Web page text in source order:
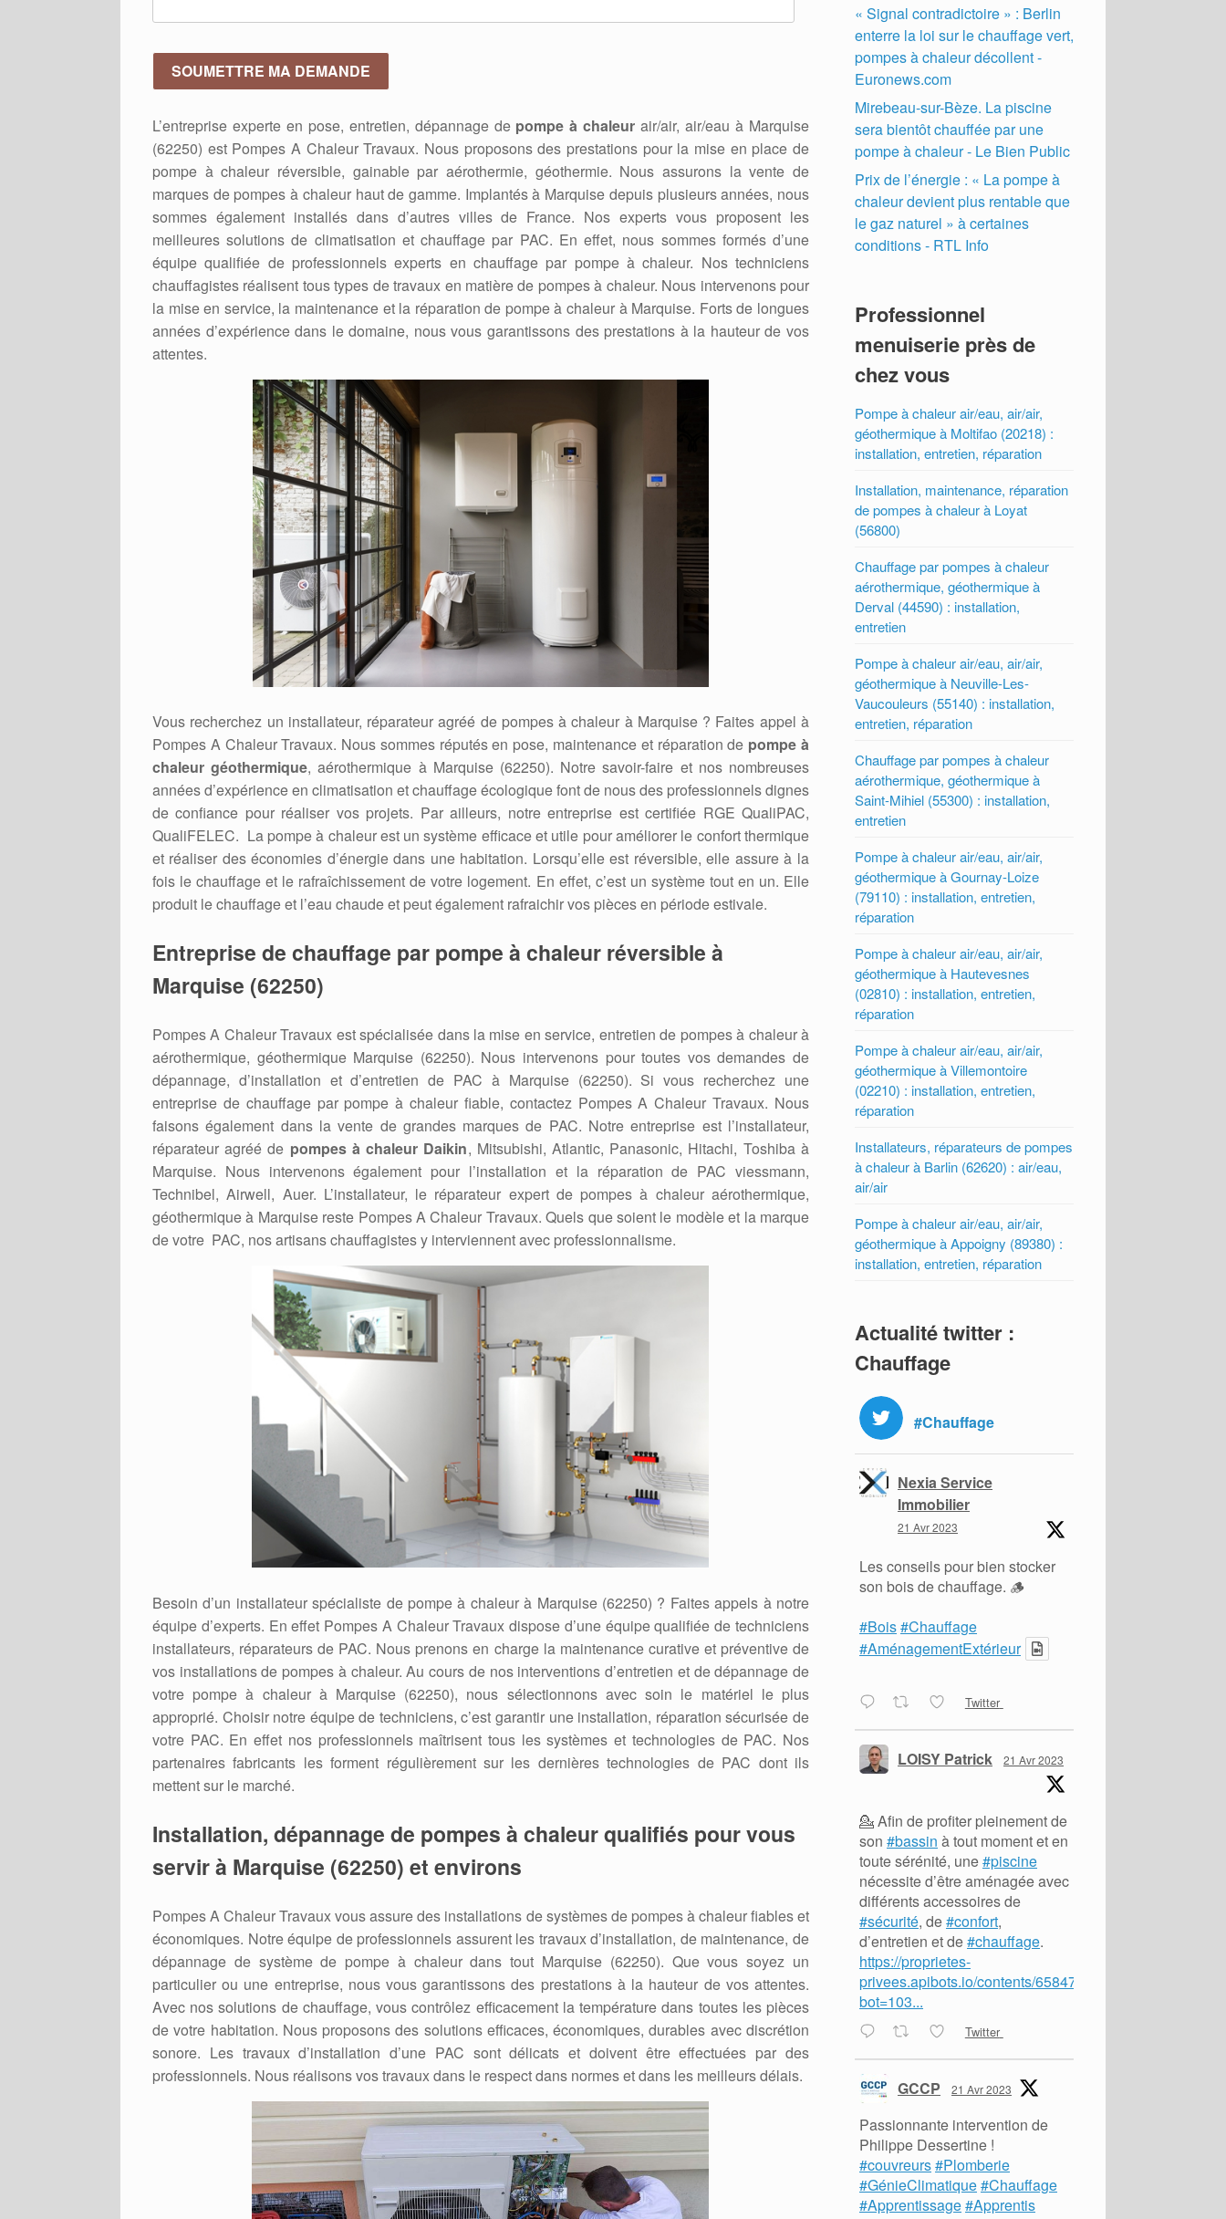
L’entreprise experte en pose, entretien, dépannage de pompe à chaleurair/air, air/eau à Marquise
(62250) est Pompes A Chaleur Travaux. Nous proposons des prestations pour la mise en place de
pompe à chaleur réversible, gainable par aérothermie, géothermie. Nous assurons la vente de
marques de pompes à chaleur haut de gamme. Implantés à Marquise depuis plusieurs années, nous
sommes également installés dans d’autres villes de France. Nos experts vous proposent les
meilleures solutions de climatisation et chauffage par PAC. En effet, nous sommes formés d’une
équipe qualifiée de professionnels experts en chauffage par pompe à chaleur. Nos techniciens
chauffagistes réalisent tous types de travaux en matière de pompes à chaleur. Nous intervenons pour
la mise en service, la maintenance et la réparation de pompe à chaleur à Marquise. Forts de longues
années d’expérience dans le domaine, nous vous garantissons des prestations à la hauteur de vos
attentes.
Vous recherchez un installateur, réparateur agréé de pompes à chaleur à Marquise ? Faites appel à
Pompes A Chaleur Travaux. Nous sommes réputés en pose, maintenance et réparation de pompe à
chaleur géothermique, aérothermique à Marquise (62250). Notre savoir-faire et nos nombreuses
années d’expérience en climatisation et chauffage écologique font de nous des professionnels dignes
de confiance pour réaliser vos projets. Par ailleurs, notre entreprise est certifiée RGE QualiPAC,
QualiFELEC. La pompe à chaleur est un système efficace et utile pour améliorer le confort thermique
et réaliser des économies d’énergie dans une habitation. Lorsqu’elle est réversible, elle assure à la
fois le chauffage et le rafraîchissement de votre logement. En effet, c’est un système tout en un. Elle
produit le chauffage et l’eau chaude et peut également rafraichir vos pièces en période estivale.
Entreprise de chauffage par pompe à chaleur réversible à
Marquise (62250)
Pompes A Chaleur Travaux est spécialisée dans la mise en service, entretien de pompes à chaleur à
aérothermique, géothermique Marquise (62250). Nous intervenons pour toutes vos demandes de
dépannage, d’installation et d’entretien de PAC à Marquise (62250). Si vous recherchez une
entreprise de chauffage par pompe à chaleur fiable, contactez Pompes A Chaleur Travaux. Nous
faisons également dans la vente de grandes marques de PAC. Notre entreprise est l’installateur,
réparateur agréé de pompes à chaleur Daikin, Mitsubishi, Atlantic, Panasonic, Hitachi, Toshiba à
Marquise. Nous intervenons également pour l’installation et la réparation de PAC viessmann,
Technibel, Airwell, Auer. L’installateur, le réparateur expert de pompes à chaleur aérothermique,
géothermique à Marquise reste Pompes A Chaleur Travaux. Quels que soient le modèle et la marque
de votre PAC, nos artisans chauffagistes y interviennent avec professionnalisme.
Besoin d’un installateur spécialiste de pompe à chaleur à Marquise (62250) ? Faites appels à notre
équipe d’experts. En effet Pompes A Chaleur Travaux dispose d’une équipe qualifiée de techniciens
installateurs, réparateurs de PAC. Nous prenons en charge la maintenance curative et préventive de
vos installations de pompes à chaleur. Au cours de nos interventions d’entretien et de dépannage de
votre pompe à chaleur à Marquise (62250), nous sélectionnons avec soin le matériel le plus
approprié. Choisir notre équipe de techniciens, c’est garantir une installation, réparation sécurisée de
votre PAC. En effet nos professionnels maîtrisent tous les systèmes et technologies de PAC. Nos
partenaires fabricants les forment régulièrement sur les dernières technologies de PAC dont ils
mettent sur le marché.
Installation, dépannage de pompes à chaleur qualifiés pour vous
servir à Marquise (62250) et environs
Pompes A Chaleur Travaux vous assure des installations de systèmes de pompes à chaleur fiables et
économiques. Notre équipe de professionnels assurent les travaux d’installation, de maintenance, de
dépannage de système de pompe à chaleur dans tout Marquise (62250). Que vous soyez un
particulier ou une entreprise, nous vous garantissons des prestations à la hauteur de vos attentes.
Avec nos solutions de chauffage, vous contrôlez efficacement la température dans toutes les pièces
de votre habitation. Nous proposons des solutions efficaces, économiques, durables avec discrétion
sonore. Les travaux d’installation d’une PAC sont délicats et doivent être effectuées par des
professionnels. Nous réalisons vos travaux dans le respect dans normes et dans les meilleurs délais.
« Signal contradictoire » : Berlin
enterre la loi sur le chauffage vert,
pompes à chaleur décollent -
Euronews.com
Mirebeau-sur-Bèze. La piscine
sera bientôt chauffée par une
pompe à chaleur - Le Bien Public
Prix de l’énergie : « La pompe à
chaleur devient plus rentable que
le gaz naturel » à certaines
conditions - RTL Info
Professionnel
menuiserie près de
chez vous
Pompe à chaleur air/eau, air/air,
géothermique à Moltifao (20218) :
installation, entretien, réparation
Installation, maintenance, réparation
de pompes à chaleur à Loyat
(56800)
Chauffage par pompes à chaleur
aérothermique, géothermique à
Derval (44590) : installation,
entretien
Pompe à chaleur air/eau, air/air,
géothermique à Neuville-Les-
Vaucouleurs (55140) : installation,
entretien, réparation
Chauffage par pompes à chaleur
aérothermique, géothermique à
Saint-Mihiel (55300) : installation,
entretien
Pompe à chaleur air/eau, air/air,
géothermique à Gournay-Loize
(79110) : installation, entretien,
réparation
Pompe à chaleur air/eau, air/air,
géothermique à Hautevesnes
(02810) : installation, entretien,
réparation
Pompe à chaleur air/eau, air/air,
géothermique à Villemontoire
(02210) : installation, entretien,
réparation
Installateurs, réparateurs de pompes
à chaleur à Barlin (62620) : air/eau,
air/air
Pompe à chaleur air/eau, air/air,
géothermique à Appoigny (89380) :
installation, entretien, réparation
Actualité twitter :
Chauffage
#Chauffage
Nexia Service
Immobilier
21 Avr 2023
Les conseils pour bien stocker
son bois de chauffage. 🪵
#Bois#Chauffage
#AménagementExtérieur
Twitter
LOISY Patrick 21 Avr 2023
💁 Afin de profiter pleinement de
son#bassin à tout moment et en
toute sérénité, une#piscine
nécessite d’être aménagée avec
différents accessoires de
#sécurité, de#confort,
d’entretien et de#chauffage.
https://proprietes-
privees.apibots.io/contents/65847?
bot=103...
Twitter
GCCP 21 Avr 2023
Passionnante intervention de
Philippe Dessertine !
#couvreurs#Plomberie
#GénieClimatique#Chauffage
#Apprentissage#Apprentis